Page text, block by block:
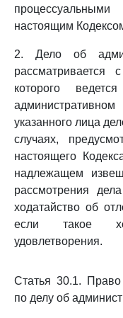
настоящим
2. Дело об
которого
указанного лица
случаях,
настоящего
надлежащем
рассмотрения
ходатайство об
если такое
удовлетворения.
Статья 30.1.
по делу об